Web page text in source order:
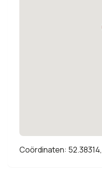
Coördinaten: